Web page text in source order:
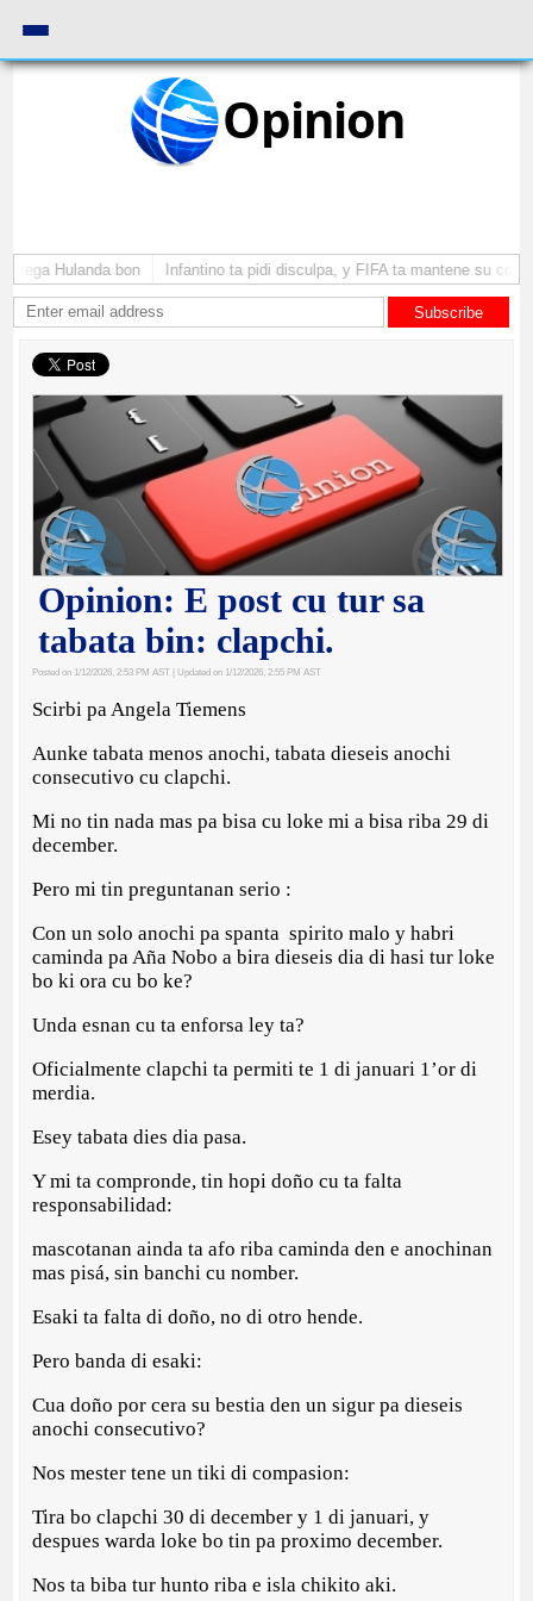
Opinion
Hulanda bon Infantino ta pidi disculpa, y FIFA ta mantene su como
Subscribe
Opinion: E post cu tur sa
tabata bin: clapchi.
Posted on 1/12/2026, 2:53 PM AST | Updated on 1/12/2026, 2:55 PM AST
Scirbi pa Angela Tiemens
Aunke tabata menos anochi, tabata dieseis anochi
consecutivo cu clapchi.
Mi no tin nada mas pa bisa cu loke mi a bisa riba 29 di
december.
Pero mi tin preguntanan serio :
Con un solo anochi pa spanta spirito malo y habri
caminda pa Aña Nobo a bira dieseis dia di hasi tur loke
bo ki ora cu bo ke?
Unda esnan cu ta enforsa ley ta?
Oficialmente clapchi ta permiti te 1 di januari 1’or di
merdia.
Esey tabata dies dia pasa.
Y mi ta compronde, tin hopi doño cu ta falta
responsabilidad:
mascotanan ainda ta afo riba caminda den e anochinan
mas pisá, sin banchi cu nomber.
Esaki ta falta di doño, no di otro hende.
Pero banda di esaki:
Cua doño por cera su bestia den un sigur pa dieseis
anochi consecutivo?
Nos mester tene un tiki di compasion:
Tira bo clapchi 30 di december y 1 di januari, y
despues warda loke bo tin pa proximo december.
Nos ta biba tur hunto riba e isla chikito aki.